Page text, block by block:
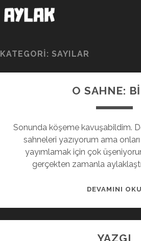
KATEGORI: SAYILAR
O SAHNE:
Sonunda köşeme kavuşabildim.
sahneleri yazıyorum ama
yayımlamak için çok
gerçekten zamanla
DEVAMINI OKU
YAZGI